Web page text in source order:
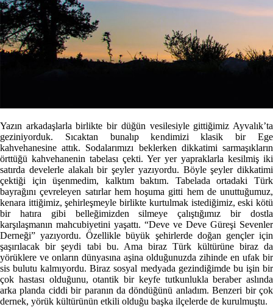
Yazın arkadaşlarla birlikte bir düğün vesilesiyle gittiğimiz Ayvalık’ta
geziniyorduk. Sıcaktan bunalıp kendimizi klasik bir Ege
kahvehanesine attık. Sodalarımızı beklerken dikkatimi sarmaşıkların
örttüğü kahvehanenin tabelası çekti. Yer yer yapraklarla kesilmiş iki
satırda develerle alakalı bir şeyler yazıyordu. Böyle şeyler dikkatimi
çektiği için üşenmedim, kalktım baktım. Tabelada ortadaki Türk
bayrağını çevreleyen satırlar hem hoşuma gitti hem de unuttuğumuz,
kenara ittiğimiz, şehirleşmeyle birlikte kurtulmak istediğimiz, eski kötü
bir hatıra gibi belleğimizden silmeye çalıştığımız bir dostla
karşılaşmanın mahcubiyetini yaşattı. “Deve ve Deve Güreşi Sevenler
Derneği” yazıyordu. Özellikle büyük şehirlerde doğan gençler için
şaşırılacak bir şeydi tabi bu. Ama biraz Türk kültürüne biraz da
yörüklere ve onların dünyasına aşina olduğunuzda zihinde en ufak bir
sis bulutu kalmıyordu. Biraz sosyal medyada gezindiğimde bu işin bir
çok hastası olduğunu, otantik bir keyfe tutkunlukla beraber aslında
arka planda ciddi bir paranın da döndüğünü anladım. Benzeri bir çok
dernek, yörük kültürünün etkili olduğu başka ilçelerde de kurulmuştu.